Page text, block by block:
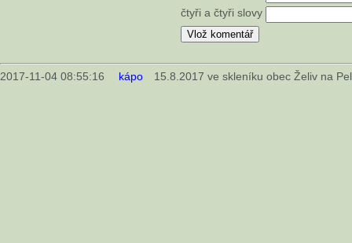
čtyři a čtyři slovy
2017-11-04 08:55:16 kápo 15.8.2017 ve skleníku obec Želiv na